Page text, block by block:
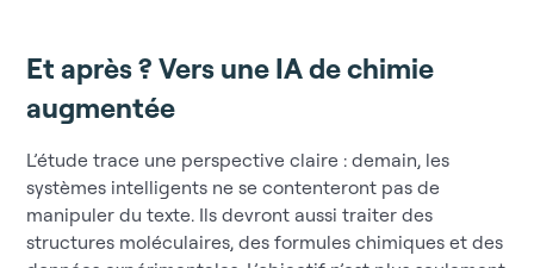
Et après ? Vers une IA de chimie
augmentée
L’étude trace une perspective claire : demain, les
systèmes intelligents ne se contenteront pas de
manipuler du texte. Ils devront aussi traiter des
structures moléculaires, des formules chimiques et des